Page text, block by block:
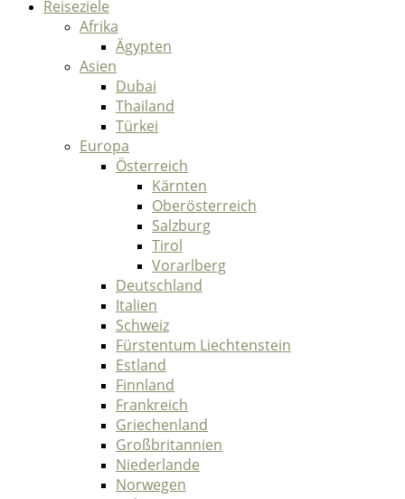
Reiseziele
Afrika
Ägypten
Asien
Dubai
Thailand
Türkei
Europa
Österreich
Kärnten
Oberösterreich
Salzburg
Tirol
Vorarlberg
Deutschland
Italien
Schweiz
Fürstentum Liechtenstein
Estland
Finnland
Frankreich
Griechenland
Großbritannien
Niederlande
Norwegen